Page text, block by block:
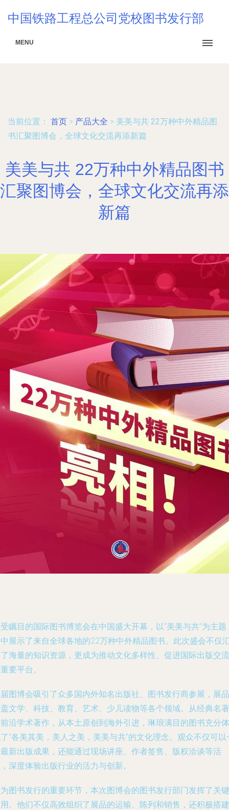
中国铁路工程总公司党校图书发行部
MENU
当前位置： 首页 > 产品大全 > 美美与共 22万种中外精品图
书汇聚图博会，全球文化交流再添新篇
美美与共 22万种中外精品图书
汇聚图博会，全球文化交流再添
新篇
瞩目的国际图书博览会在中国盛大开幕，以“美美与共”为主题
展示了来自全球各地的22万种中外精品图书。此次盛会不仅
海量的知识资源，更成为推动文化多样性、促进国际出版交流
要平台。
图博会吸引了众多国内外知名出版社、图书发行商参展，展品
文学、科技、教育、艺术、少儿读物等各个领域。从经典名著
沿学术著作，从本土原创到海外引进，琳琅满目的图书充分体
“各美其美，美人之美，美美与共”的文化理念。观众不仅可以
新出版成果，还能通过现场讲座、作者签售、版权洽谈等活
深度体验出版行业的活力与创新。
图书发行的重要环节，本次图博会的图书发行部门发挥了关键
。他们不仅高效组织了展品的运输、陈列和销售，还积极搭建